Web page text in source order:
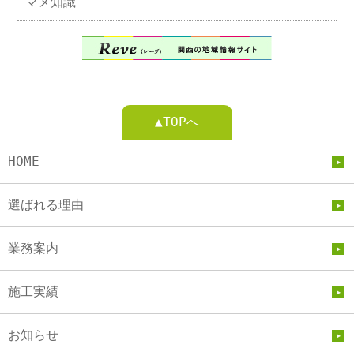
▲TOPへ
HOME
選ばれる理由
業務案内
施工実績
お知らせ